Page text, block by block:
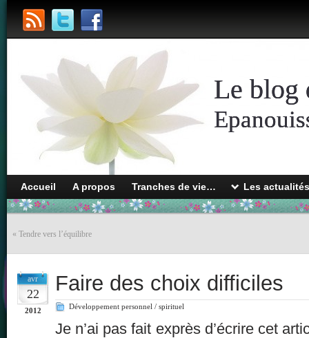
Le blog
Accueil A propos Tranches de vie… Les
« Tendre vers l’équilibre
avr
22
2012
Faire des choix difficiles
Développement personnel / spirituel
Je n’ai pas fait exprès d’écrire cet